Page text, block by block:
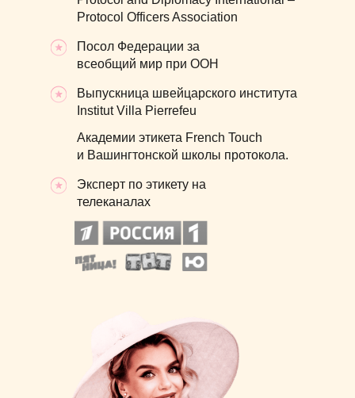
Посол Федерации за
всеобщий мир при ООН
Выпускница швейцарского института
Institut Villa Pierrefeu
Эксперт по этикету на
телеканалах
Protocol Officers Association
Академии этикета French Touch
и Вашингтонской школы протокола.